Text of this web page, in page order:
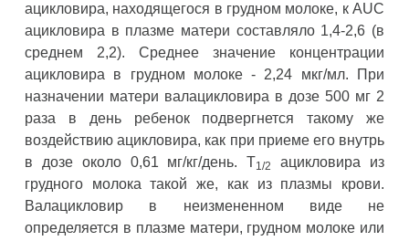
ацикловира, находящегося в грудном молоке, к AUC
ацикловира в плазме матери составляло 1,4-2,6 (в
среднем 2,2). Среднее значение концентрации
ацикловира в грудном молоке - 2,24 мкг/мл. При
назначении матери валацикловира в дозе 500 мг 2
раза в день ребенок подвергнется такому же
воздействию ацикловира, как при приеме его внутрь
в дозе около 0,61 мг/кг/день. Т1/2
ацикловира из
грудного молока такой же, как из плазмы крови.
Валацикловир в неизмененном виде не
определяется в плазме матери, грудном молоке или